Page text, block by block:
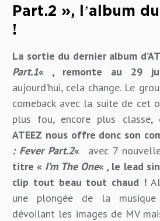
Part.2 », l’album
!
La sortie du dernier album
Part.1« , remonte au 29
aujourd’hui, cela change. Le
comeback avec la suite de cet
plus fou, encore plus classe,
ATEEZ nous offre donc son
: Fever Part.2« avec 7
titre « I’m The One« , le lead
clip tout beau tout chaud !
une plongée de la musique
dévoilant les images de MV